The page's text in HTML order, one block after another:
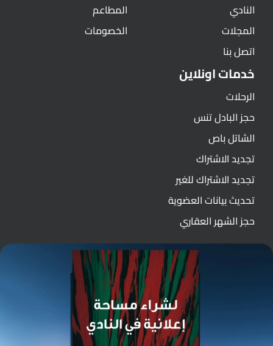
النادي
المجلات
اتصل بنا
المطاعم
الخصومات
خدمات اونلاين
الرحلات
حجز البادل تنس
الشاتل باص
تجديد الاشتراك
تجديد الاشتراك للغير
تحديث بيانات العضوية
حجز الشهر العقاري